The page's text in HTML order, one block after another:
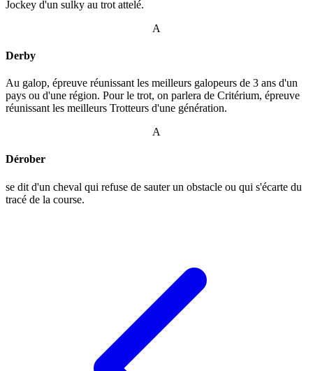
Jockey d'un sulky au trot attelé.
A
Derby
Au galop, épreuve réunissant les meilleurs galopeurs de 3 ans d'un
pays ou d'une région. Pour le trot, on parlera de Critérium, épreuve
réunissant les meilleurs Trotteurs d'une génération.
A
Dérober
se dit d'un cheval qui refuse de sauter un obstacle ou qui s'écarte du
tracé de la course.